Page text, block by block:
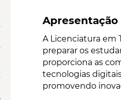
Apresentação
A Licenciatura em
preparar os
proporciona as
tecnologias
promovendo